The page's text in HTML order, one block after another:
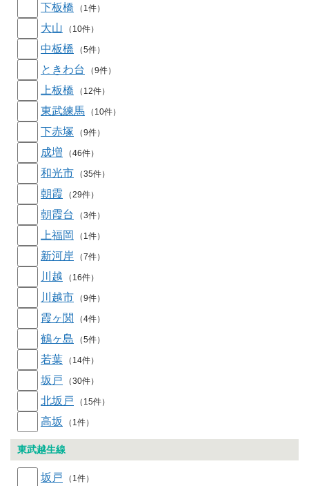
下板橋 （1件）
大山 （10件）
中板橋 （5件）
ときわ台 （9件）
上板橋 （12件）
東武練馬 （10件）
下赤塚 （9件）
成増 （46件）
和光市 （35件）
朝霞 （29件）
朝霞台 （3件）
上福岡 （1件）
新河岸 （7件）
川越 （16件）
川越市 （9件）
霞ヶ関 （4件）
鶴ヶ島 （5件）
若葉 （14件）
坂戸 （30件）
北坂戸 （15件）
高坂 （1件）
東武越生線
坂戸 （1件）